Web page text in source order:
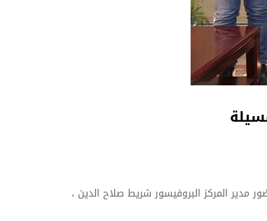
مدير المركز البروفيسور شريط صلاح الدين ،